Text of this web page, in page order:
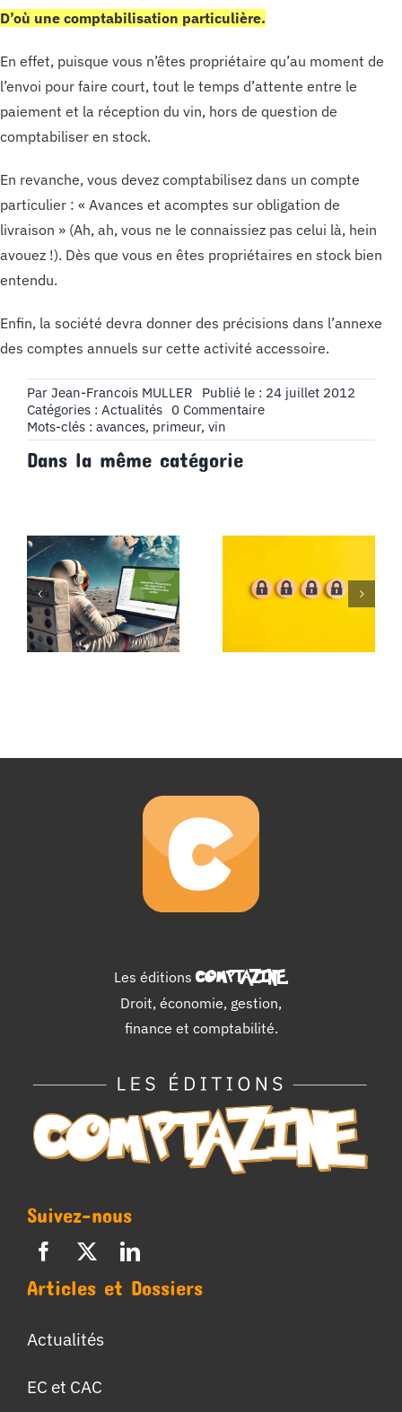
D’où une comptabilisation particulière.
En effet, puisque vous n’êtes propriétaire qu’au moment de
l’envoi pour faire court, tout le temps d’attente entre le
paiement et la réception du vin, hors de question de
comptabiliser en stock.
En revanche, vous devez comptabilisez dans un compte
particulier : « Avances et acomptes sur obligation de
livraison » (Ah, ah, vous ne le connaissiez pas celui là, hein
avouez !). Dès que vous en êtes propriétaires en stock bien
entendu.
Enfin, la société devra donner des précisions dans l’annexe
des comptes annuels sur cette activité accessoire.
Par Jean-Francois MULLER
Publié le : 24 juillet 2012
Catégories : Actualités 0 Commentaireon
en
et
comment
Mots-clés : avances, primeur, vin
Dans la même catégorie
Cours BTS CG
: Votre
plateforme
d’apprentissage
complète
pour le BTS
Comptabilité
et Gestion
protéger ses
Les éditions COMPTAZINE.
Droit, économie, gestion,
finance et comptabilité.
Suivez-nous
Articles et Dossiers
Actualités
EC et CAC